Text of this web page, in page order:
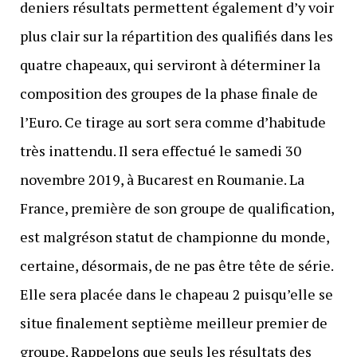
deniers résultats permettent également d’y voir
plus clair sur la répartition des qualifiés dans les
quatre chapeaux, qui serviront à déterminer la
composition des groupes de la phase finale de
l’Euro. Ce tirage au sort sera comme d’habitude
très inattendu. Il sera effectué le samedi 30
novembre 2019, à Bucarest en Roumanie. La
France, première de son groupe de qualification,
est malgréson statut de championne du monde,
certaine, désormais, de ne pas être tête de série.
Elle sera placée dans le chapeau 2 puisqu’elle se
situe finalement septième meilleur premier de
groupe. Rappelons que seuls les résultats des